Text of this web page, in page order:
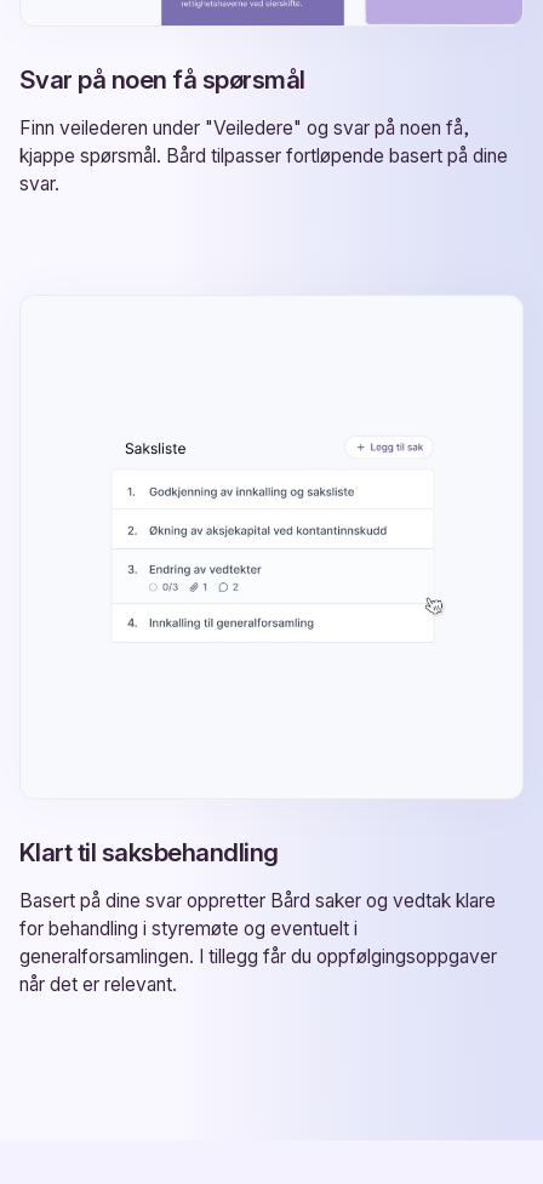
Svar på noen få spørsmål
Finn veilederen under "Veiledere" og svar på noen få,
kjappe spørsmål. Bård tilpasser fortløpende basert på dine
svar.
Klart til saksbehandling
Basert på dine svar oppretter Bård saker og vedtak klare
for behandling i styremøte og eventuelt i
generalforsamlingen. I tillegg får du oppfølgingsoppgaver
når det er relevant.